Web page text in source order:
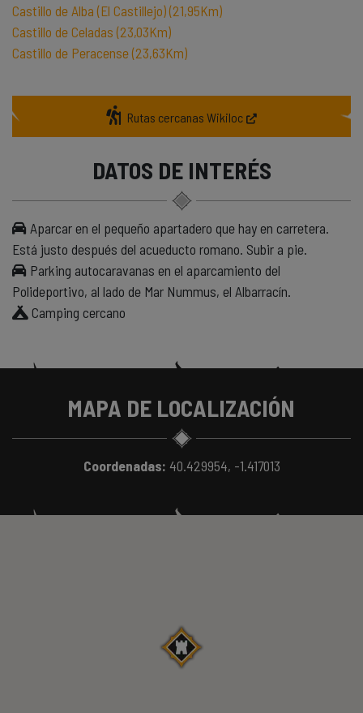
Castillo de Alba (El Castillejo) (21,95Km)
Castillo de Celadas (23,03Km)
Castillo de Peracense (23,63Km)
Rutas cercanas Wikiloc
DATOS DE INTERÉS
Aparcar en el pequeño apartadero que hay en carretera.
Está justo después del acueducto romano. Subir a pie.
Parking autocaravanas en el aparcamiento del
Polideportivo, al lado de Mar Nummus, el Albarracín.
Camping cercano
MAPA DE LOCALIZACIÓN
Coordenadas: 40.429954, -1.417013